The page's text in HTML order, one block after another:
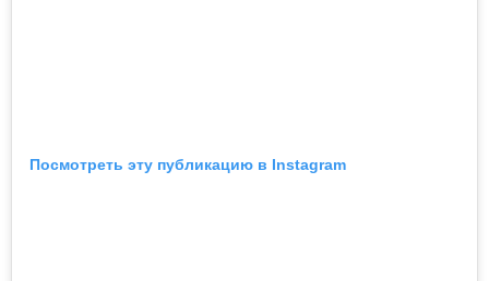
Посмотреть эту публикацию в Instagram